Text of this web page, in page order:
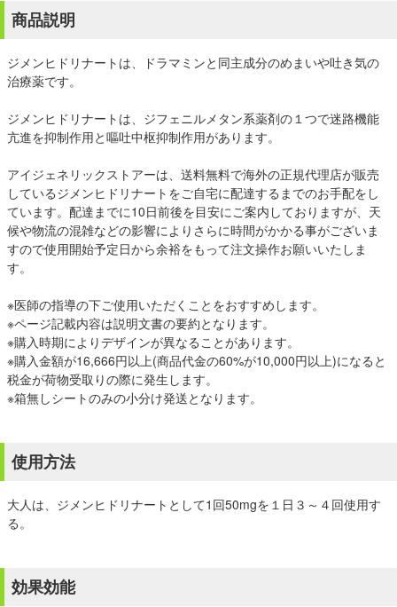
商品説明
ジメンヒドリナートは、ドラマミンと同主成分のめまいや吐き気の
治療薬です。
ジメンヒドリナートは、ジフェニルメタン系薬剤の１つで迷路機能
亢進を抑制作用と嘔吐中枢抑制作用があります。
アイジェネリックストアーは、送料無料で海外の正規代理店が販売
しているジメンヒドリナートをご自宅に配達するまでのお手配をし
ています。配達までに10日前後を目安にご案内しておりますが、天
候や物流の混雑などの影響によりさらに時間がかかる事がございま
すので使用開始予定日から余裕をもって注文操作お願いいたしま
す。
※医師の指導の下ご使用いただくことをおすすめします。
※ページ記載内容は説明文書の要約となります。
※購入時期によりデザインが異なることがあります。
※購入金額が16,666円以上(商品代金の60%が10,000円以上)になると
税金が荷物受取りの際に発生します。
※箱無しシートのみの小分け発送となります。
使用方法
大人は、ジメンヒドリナートとして1回50mgを１日３～４回使用す
る。
効果効能